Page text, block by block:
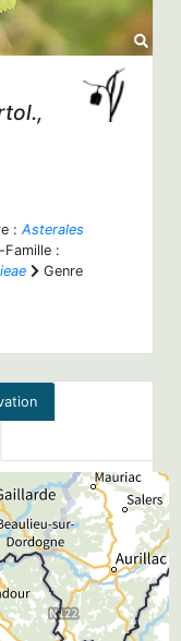
: Asterales
Famille :
Genre